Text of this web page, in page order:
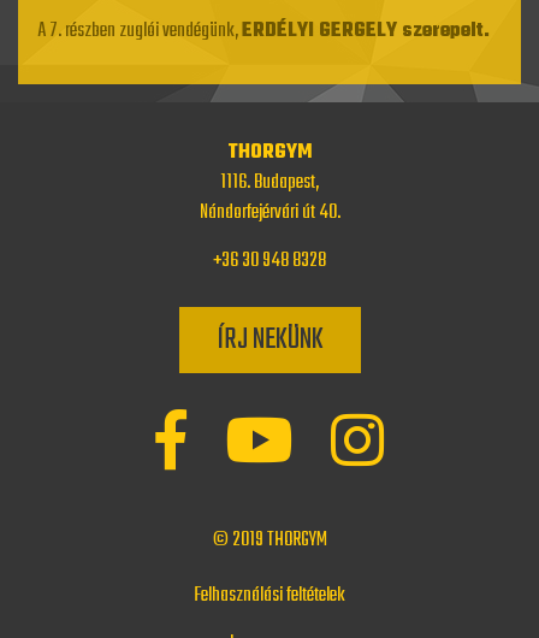
A 7. részben zuglói vendégünk,ERDÉLYI GERGELY szerepelt.
THORGYM
1116. Budapest,
Nándorfejérvári út 40.
+36 30 948 8328
ÍRJ NEKÜNK
© 2019THORGYM
Felhasználási feltételek